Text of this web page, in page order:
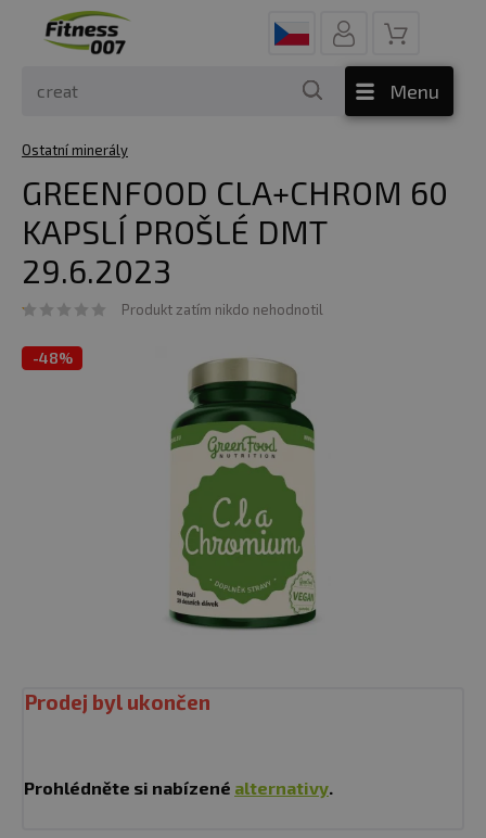
Menu
Ostatní minerály
GREENFOOD CLA+CHROM 60
KAPSLÍ PROŠLÉ DMT
29.6.2023
Produkt zatím nikdo nehodnotil
-48%
Prodej byl ukončen
Prohlédněte si nabízené alternativy.